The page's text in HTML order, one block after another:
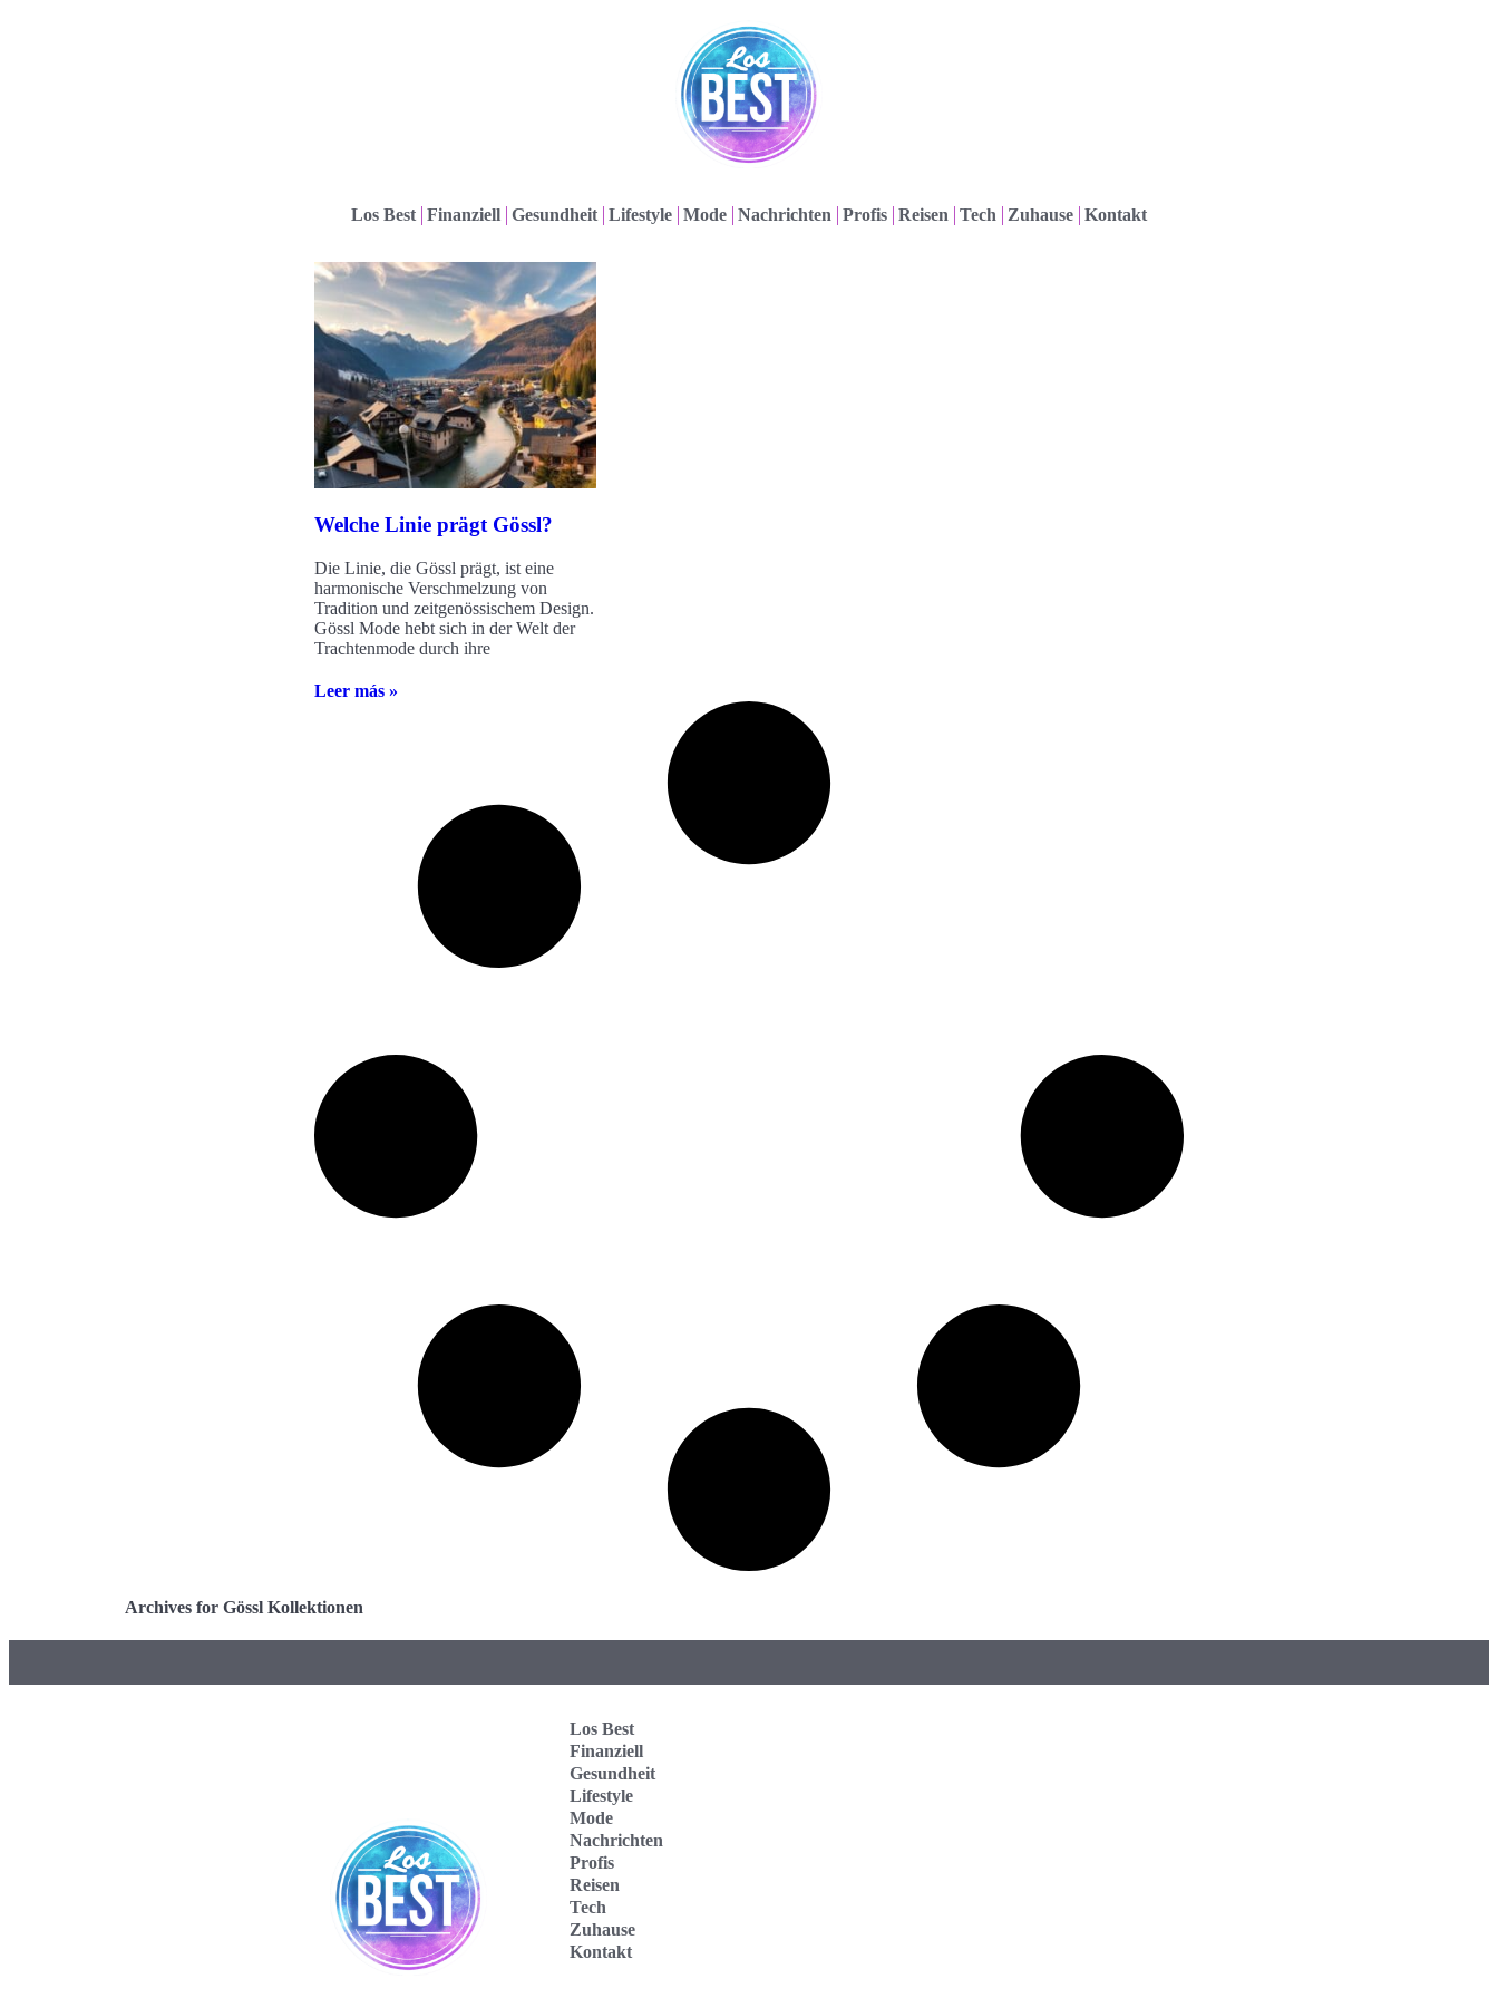
Los Best Finanziell Gesundheit Lifestyle Mode Nachrichten Profis Reisen Tech Zuhause Kontakt
Welche Linie prägt Gössl?
Die Linie, die Gössl prägt, ist eine
harmonische Verschmelzung von
Tradition und zeitgenössischem Design.
Gössl Mode hebt sich in der Welt der
Trachtenmode durch ihre
Leer más »
Archives for Gössl Kollektionen
Los Best
Finanziell
Gesundheit
Lifestyle
Mode
Nachrichten
Profis
Reisen
Tech
Zuhause
Kontakt